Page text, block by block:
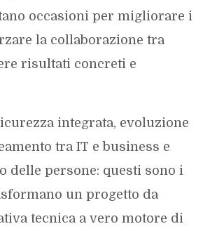
occasioni per migliorare i
la collaborazione tra
risultati concreti e
integrata, evoluzione
tra IT e business e
delle persone: questi sono i
un progetto da
tecnica a vero motore di